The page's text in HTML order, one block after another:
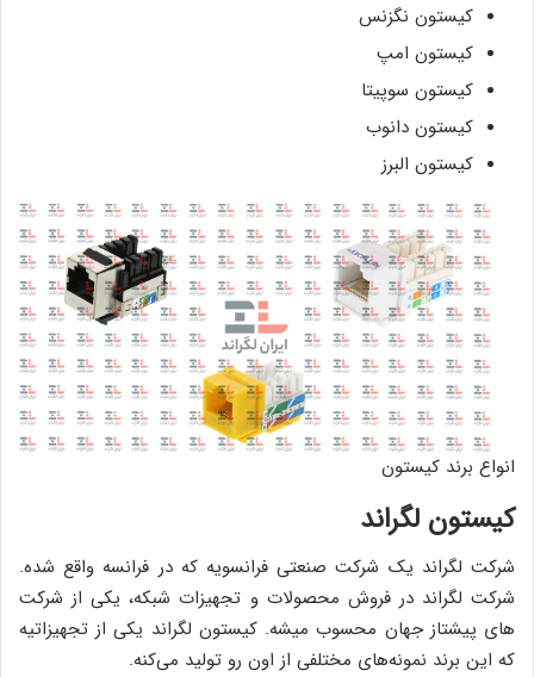
کیستون نگزنس
کیستون امپ
کیستون سوپیتا
کیستون دانوب
کیستون البرز
انواع برند کیستون
کیستون لگراند
شرکت لگراند یک شرکت صنعتی فرانسویه که در فرانسه واقع شده.
شرکت لگراند در فروش محصولات و تجهیزات شبکه، یکی از شرکت
های پیشتاز جهان محسوب میشه. کیستون لگراند یکی از تجهیزاتیه
که این برند نمونه‌های مختلفی از اون رو تولید می‌کنه.